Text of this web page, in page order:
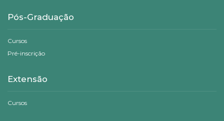
Pós-Graduação
Cursos
Pré-inscrição
Extensão
Cursos